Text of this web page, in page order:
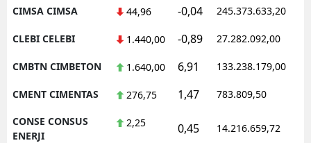
CIMSA CIMSA 44,96 -0,04 245.373.633,20
CLEBI CELEBI 1.440,00 -0,89 27.282.092,00
CMBTN CIMBETON 1.640,00 6,91 133.238.179,00
CMENT CIMENTAS 276,75 1,47 783.809,50
CONSE CONSUS
ENERJI
2,25 0,45 14.216.659,72